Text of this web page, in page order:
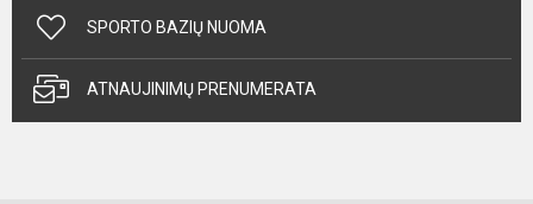
SPORTO BAZIŲ NUOMA
ATNAUJINIMŲ PRENUMERATA